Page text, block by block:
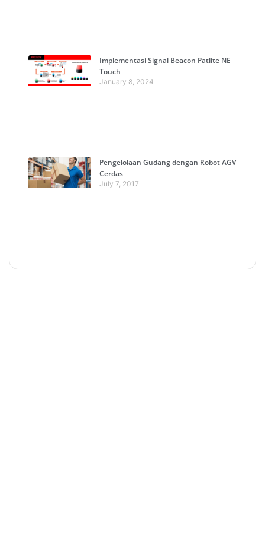
Implementasi Signal Beacon Patlite NE
Touch
January 8, 2024
Pengelolaan Gudang dengan Robot AGV
Cerdas
July 7, 2017